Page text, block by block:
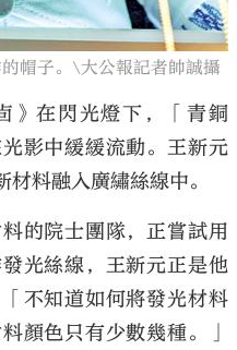
帽子。\大公報記者帥誠攝
》在閃光燈下，「青銅
影中緩緩流動。王新元
料融入廣繡絲線中。
的院士團隊，正嘗試用
光絲線，王新元正是他
不知道如何將發光材料
顏色只有少數幾種。」